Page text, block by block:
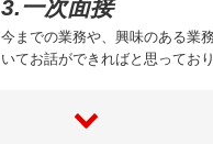
3.一次面接
今までの業務や、興味のある業
いてお話ができればと思っており